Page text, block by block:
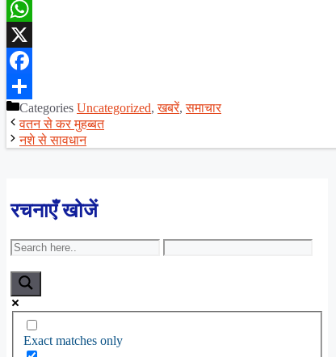
WhatsApp
X
Facebook
ShareCategories Uncategorized,खबरें,समाचार
वतन से कर मुहब्बत
नशे से सावधान
रचनाएँ खोजें
Exact matches only